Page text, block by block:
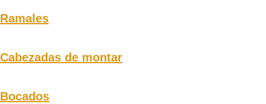
Ramales
Cabezadas de montar
Bocados